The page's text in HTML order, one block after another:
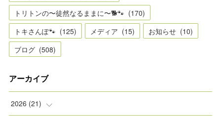
トリトンの〜徒然なるままに〜🐕🐾 (170)
トキさんぽ🐾 (125) メディア (15) お知らせ (10)
ブログ (508)
アーカイブ
2026 (21)